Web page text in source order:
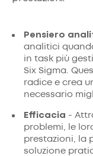
Pensiero
analitici
in task più
Six Sigma.
radice e crea
necessario
Efficacia -
problemi, le
prestazioni, la
soluzione